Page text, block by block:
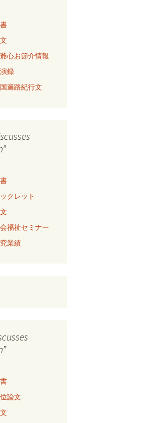
心お節介情報
録
遍路紀行文
クレット
福祉セミナー
業績
論文